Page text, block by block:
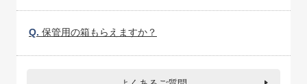
Q. 保管用の箱もらえますか？